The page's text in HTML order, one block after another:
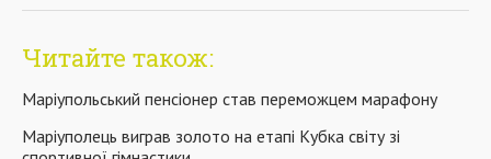
Читайте також:
Маріупольський пенсіонер став переможцем марафону
Маріуполець виграв золото на етапі Кубка світу зі